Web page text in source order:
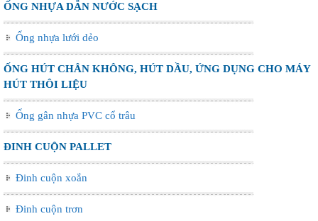
ỐNG NHỰA DẪN NƯỚC SẠCH
Ống nhựa lưới dẻo
ỐNG HÚT CHÂN KHÔNG, HÚT DẦU, ỨNG DỤNG CHO MÁY
HÚT THÔI LIỆU
Ống gân nhựa PVC cổ trâu
ĐINH CUỘN PALLET
Đinh cuộn xoắn
Đinh cuộn trơn